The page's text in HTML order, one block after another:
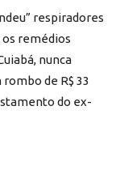
respiradores
remédios
nunca
de R$ 33
do ex-